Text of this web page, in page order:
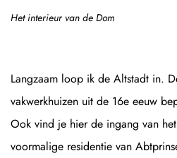
Het interieur van de Dom
Langzaam loop ik de Altstadt in.
vakwerkhuizen uit de 16e eeuw
Ook vind je hier de ingang van
voormalige residentie van